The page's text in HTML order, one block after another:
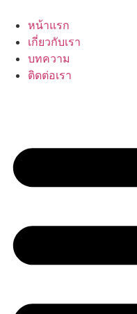
content
หน้าแรก
เกี่ยวกับเรา
บทความ
ติดต่อเรา